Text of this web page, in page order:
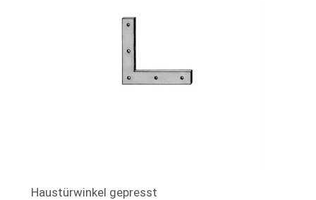
Haustürwinkel gepresst